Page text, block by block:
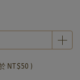
NT$50 )